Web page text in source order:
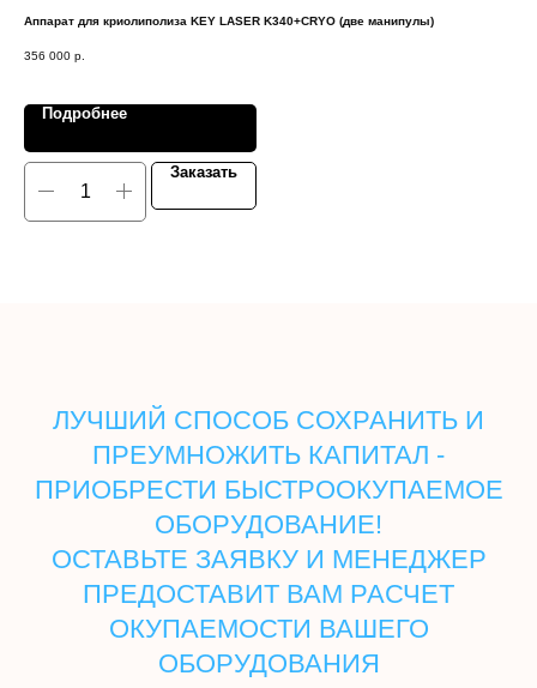
Аппарат для криолиполиза KEY LASER K340+CRYO (две манипулы)
356 000 р.
Подробнее
Заказать
ЛУЧШИЙ СПОСОБ СОХРАНИТЬ И
ПРЕУМНОЖИТЬ КАПИТАЛ -
ПРИОБРЕСТИ БЫСТРООКУПАЕМОЕ
ОБОРУДОВАНИЕ!
ОСТАВЬТЕ ЗАЯВКУ И МЕНЕДЖЕР
ПРЕДОСТАВИТ ВАМ РАСЧЕТ
ОКУПАЕМОСТИ ВАШЕГО
ОБОРУДОВАНИЯ